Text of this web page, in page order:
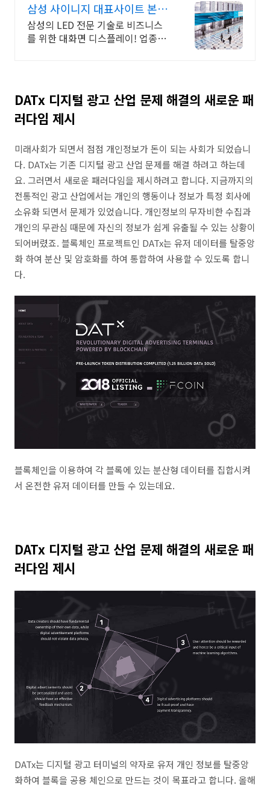
삼성 사이니지 대표사이트 본사
공식 운영 견적문의
삼성의 LED 전문 기술로 비즈니스
를 위한 대화면 디스플레이! 업종별
DATx 디지털 광고 산업 문제 해결의 새로운 패
러다임 제시
미래사회가 되면서 점점 개인정보가 돈이 되는 사회가 되었습니
다. DATx는 기존 디지털 광고 산업 문제를 해결 하려고 하는데
요. 그러면서 새로운 패러다임을 제시하려고 합니다. 지금까지의
전통적인 광고 산업에서는 개인의 행동이나 정보가 특정 회사에
소유화 되면서 문제가 있었습니다. 개인정보의 무자비한 수집과
개인의 무관심 때문에 자신의 정보가 쉽게 유출될 수 있는 상황이
되어버렸죠. 블록체인 프로젝트인 DATx는 유저 데이터를 탈중앙
화 하여 분산 및 암호화를 하여 통합하여 사용할 수 있도록 합니
다.
블록체인을 이용하여 각 블록에 있는 분산형 데이터를 집합시켜
서 온전한 유저 데이터를 만들 수 있는데요.
DATx 디지털 광고 산업 문제 해결의 새로운 패
러다임 제시
DATx는 디지털 광고 터미널의 약자로 유저 개인 정보를 탈중앙
화하여 블록을 공용 체인으로 만드는 것이 목표라고 합니다. 올해